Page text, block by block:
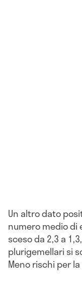
Un altro dato
numero medio
sceso da 2,3 a
plurigemellari si
Meno rischi per